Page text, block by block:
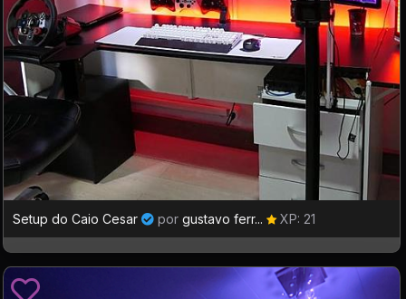
Setup do Caio Cesar por gustavo ferr... XP: 21